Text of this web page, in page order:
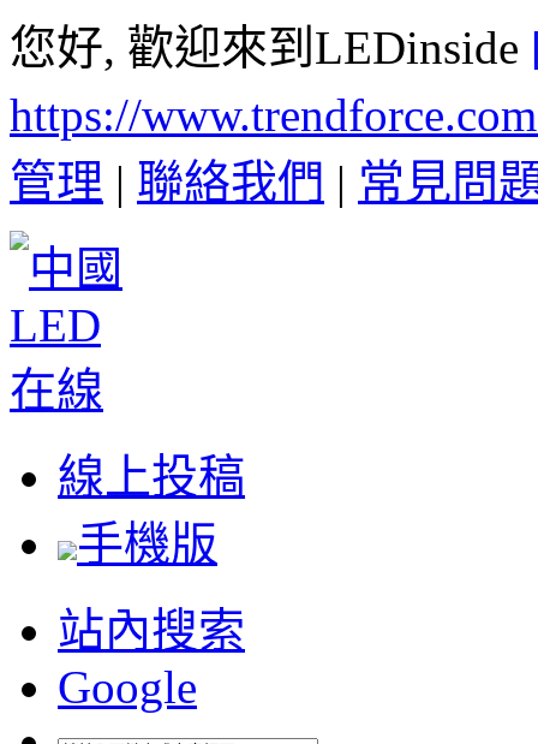
您好, 歡迎來到LEDinside
https://
管理 | 聯絡我們 | 常見問
線上投稿
手機版
站內搜索
Google